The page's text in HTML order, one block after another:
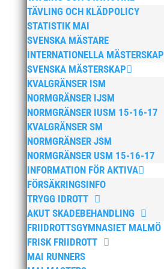
TÄVLING OCH KLÄDPOLICY
STATISTIK MAI
SVENSKA MÄSTARE
INTERNATIONELLA MÄSTERSKAP
SVENSKA MÄSTERSKAP
KVALGRÄNSER ISM
NORMGRÄNSER IJSM
NORMGRÄNSER IUSM 15-16-17
KVALGRÄNSER SM
NORMGRÄNSER JSM
NORMGRÄNSER USM 15-16-17
INFORMATION FÖR AKTIVA
FÖRSÄKRINGSINFO
TRYGG IDROTT
AKUT SKADEBEHANDLING
FRIIDROTTSGYMNASIET MALMÖ
FRISK FRIIDROTT
MAI RUNNERS
mars 2025
januari 2025
oktober 2024
september 2024
augusti 2024
juni 2024
april 2024
mars 2024
februari 2024
januari 2024
december 2023
maj 2023
april 2023
januari 2023